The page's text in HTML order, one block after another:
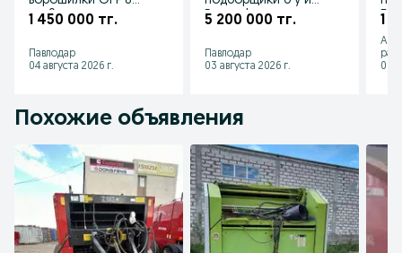
ми 9 ти колесные
1 450 000 тг.
Павлодар
04 августа 2026 г.
Европы!
5 200 000 тг.
Павлодар
03 августа 2026 г.
1
03
Похожие объявления